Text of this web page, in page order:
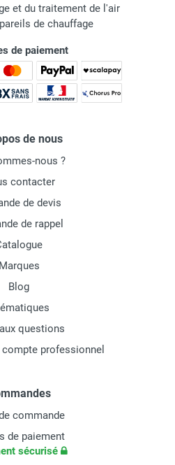
et du traitement de l'air
de chauffage
de paiement
de nous
nous ?
contacter
de devis
de rappel
Marques
Blog
questions
compte professionnel
commande
de paiement
sécurisé